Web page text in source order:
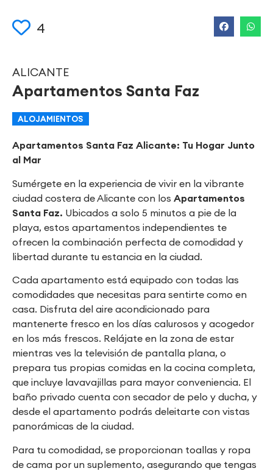
4
ALICANTE
Apartamentos Santa Faz
ALOJAMIENTOS
Apartamentos Santa Faz Alicante: Tu Hogar Junto
al Mar
Sumérgete en la experiencia de vivir en la vibrante
ciudad costera de Alicante con los Apartamentos
Santa Faz. Ubicados a solo 5 minutos a pie de la
playa, estos apartamentos independientes te
ofrecen la combinación perfecta de comodidad y
libertad durante tu estancia en la ciudad.
Cada apartamento está equipado con todas las
comodidades que necesitas para sentirte como en
casa. Disfruta del aire acondicionado para
mantenerte fresco en los días calurosos y acogedor
en los más frescos. Relájate en la zona de estar
mientras ves la televisión de pantalla plana, o
prepara tus propias comidas en la cocina completa,
que incluye lavavajillas para mayor conveniencia. El
baño privado cuenta con secador de pelo y ducha, y
desde el apartamento podrás deleitarte con vistas
panorámicas de la ciudad.
Para tu comodidad, se proporcionan toallas y ropa
de cama por un suplemento, asegurando que tengas